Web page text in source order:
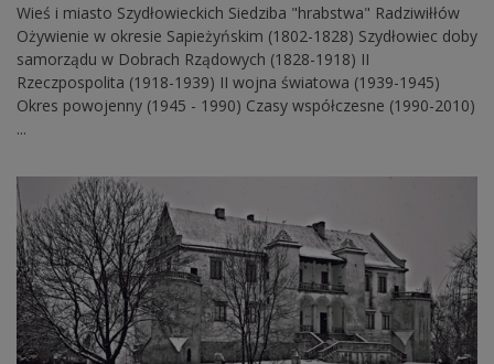
Wieś i miasto Szydłowieckich Siedziba "hrabstwa" Radziwiłłów
Ożywienie w okresie Sapieżyńskim (1802-1828) Szydłowiec doby
samorządu w Dobrach Rządowych (1828-1918) II
Rzeczpospolita (1918-1939) II wojna światowa (1939-1945)
Okres powojenny (1945 - 1990) Czasy współczesne (1990-2010)
...